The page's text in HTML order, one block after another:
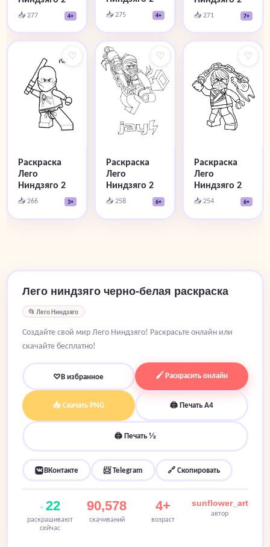
📥 277 4+ 📥 275 4+ 📥 271 7+
♡
Раскраска
Лего
Ниндзяго 2
📥 266 3+
♡
Раскраска
Лего
Ниндзяго 2
📥 258 6+
♡
Раскраска
Лего
Ниндзяго 2
📥 254 6+
Лего ниндзяго черно-белая раскраска
📂 Лего Ниндзяго
Создайте свой мир Лего Ниндзяго! Раскрасьте онлайн или
скачайте бесплатно!
♡В избранное 🖌 Раскрасить онлайн
📥 Скачать PNG 🖨 Печать A4
🖨 Печать ½
ВКонтакте 📨 Telegram 🔗 Скопировать
22
раскрашивают
сейчас
90,578
скачиваний
4+
возраст
sunflower_art
автор